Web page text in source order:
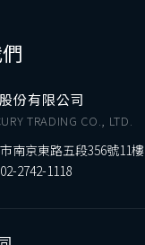
份有限公司
TRADING CO., LTD.
南京東路五段356號11樓
02-2742-1118